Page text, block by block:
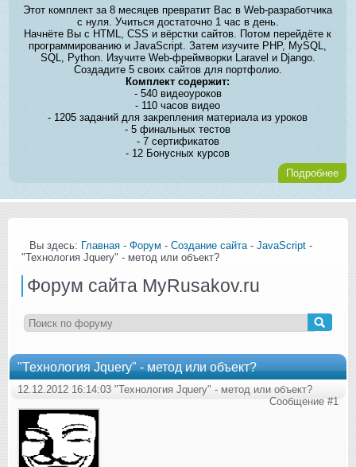
Этот комплект за 8 месяцев превратит Вас в Web-разработчика
с нуля. Учиться достаточно 1 час в день.
Начнёте Вы с HTML, CSS и вёрстки сайтов. Потом перейдёте к
программированию и JavaScript. Затем изучите PHP, MySQL,
SQL, Python. Изучите Web-фреймворки Laravel и Django.
Создадите 5 своих сайтов для портфолио.
Комплект содержит:
- 540 видеоуроков
- 110 часов видео
- 1205 заданий для закрепления материала из уроков
- 5 финальных тестов
- 7 сертификатов
- 12 Бонусных курсов
Подробнее
Вы здесь: Главная - Форум - Создание сайта - JavaScript -
"Технология Jquery" - метод или объект?
Форум сайта MyRusakov.ru
"Технология Jquery" - метод или объект?
12.12.2012 16:14:03 "Технология Jquery" - метод или объект?
Сообщение #1